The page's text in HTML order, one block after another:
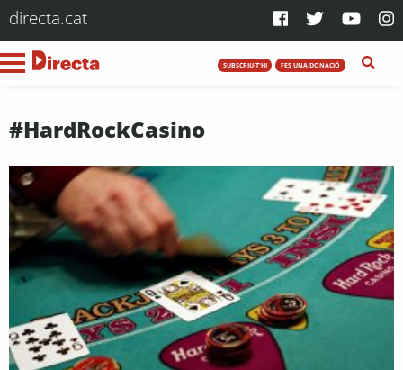
directa.cat
SUBSCRIU-T'HI FES UNA DONACIÓ
#HardRockCasino